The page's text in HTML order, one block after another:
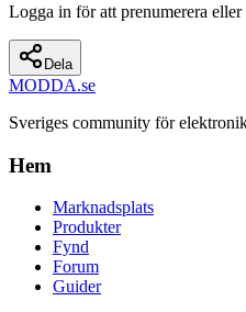
Logga in för att prenumerera eller
Dela
MODDA.se
Sveriges community för
Hem
Marknadsplats
Produkter
Fynd
Forum
Guider